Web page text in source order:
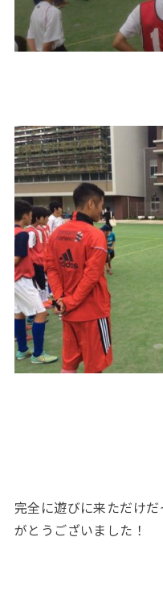
完全に遊びに来ただけ
がとうございました！